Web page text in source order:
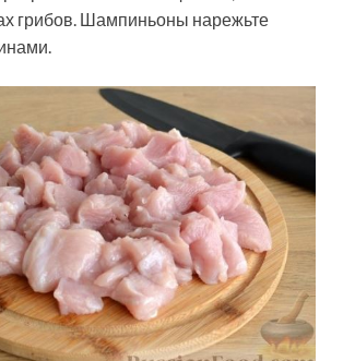
грибов. Шампиньоны нарежьте